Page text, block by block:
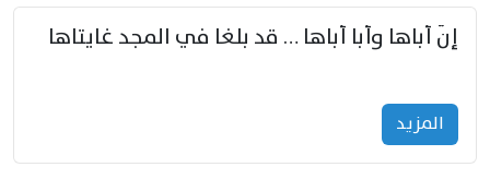
إنّ أباها وأبا أباها … قد بلغا في المجد غايتاها
المزید